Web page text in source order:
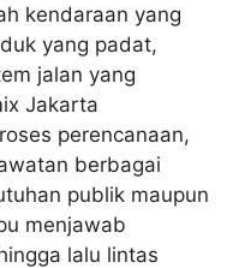
kendaraan yang
yang padat,
jalan yang
Jakarta
perencanaan,
berbagai
publik maupun
menjawab
lalu lintas